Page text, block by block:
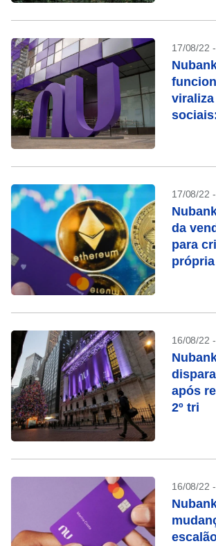
17/08/22
17/08/22
da
para
própria
16/08/22
após
2º tri
16/08/22